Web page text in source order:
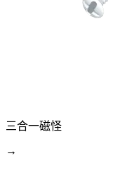
三合一磁怪
→